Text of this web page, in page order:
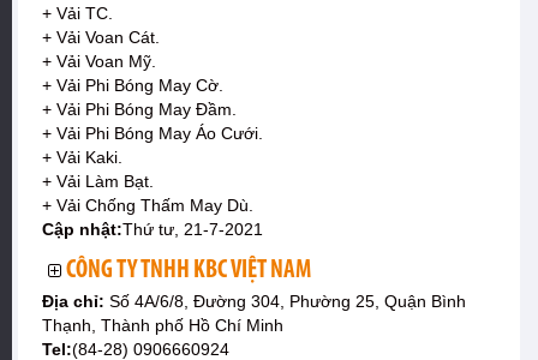
+ Vải TC.
+ Vải Voan Cát.
+ Vải Voan Mỹ.
+ Vải Phi Bóng May Cờ.
+ Vải Phi Bóng May Đầm.
+ Vải Phi Bóng May Áo Cưới.
+ Vải Kaki.
+ Vải Làm Bạt.
+ Vải Chống Thấm May Dù.
Cập nhật:Thứ tư, 21-7-2021
CÔNG TY TNHH KBC VIỆT NAM
Địa chỉ: Số 4A/6/8, Đường 304, Phường 25, Quận Bình
Thạnh, Thành phố Hồ Chí Minh
Tel:(84-28) 0906660924